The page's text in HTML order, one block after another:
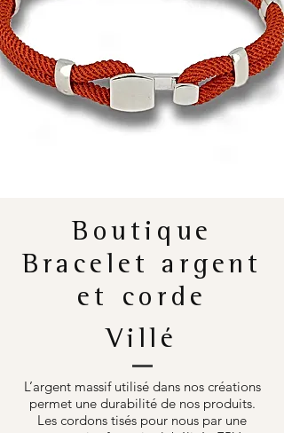
Boutique
Bracelet argent
et corde
Villé
L’argent massif utilisé dans nos créations
permet une durabilité de nos produits.
Les cordons tisés pour nous par une